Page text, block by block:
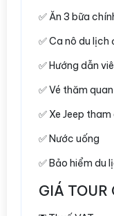
✅ Ăn 3 bữa
✅ Ca nô du lịch
✅ Hướng dẫn
✅ Vé thăm quan
✅ Xe Jeep
✅ Nước uống
✅ Bảo hiểm du
GIÁ TOUR